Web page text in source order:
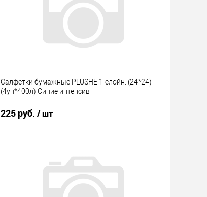
Салфетки бумажные PLUSHE 1-слойн. (24*24)
(4уп*400л) Синие интенсив
225 руб. / шт
Купить в 1 клик
К сравнению
В наличии